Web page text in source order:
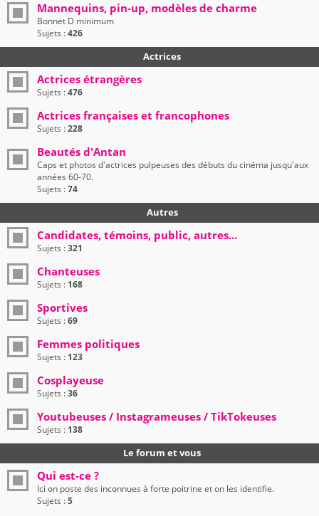
Mannequins, pin-up, modèles de charme
Bonnet D minimum
Sujets :426
Actrices
Actrices étrangères
Sujets :476
Actrices françaises et francophones
Sujets :228
Beautés d'Antan
Caps et photos d'actrices pulpeuses des débuts du cinéma jusqu'aux
années 60-70.
Sujets :74
Autres
Candidates, témoins, public, autres...
Sujets :321
Chanteuses
Sujets : 168
Sportives
Sujets :69
Femmes politiques
Sujets : 123
Cosplayeuse
Sujets :36
Youtubeuses / Instagrameuses / TikTokeuses
Sujets : 138
Le forum et vous
Qui est-ce ?
Ici on poste des inconnues à forte poitrine et on les identifie.
Sujets :5